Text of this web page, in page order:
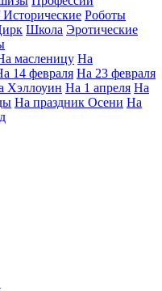
Исторические Роботы
Школа Эротические
масленицу На
14 февраля На 23 февраля
Хэллоуин На 1 апреля На
На праздник Осени На